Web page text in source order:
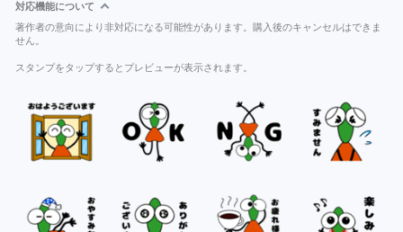
対応機能について
著作者の意向により非対応になる可能性があります。購入後のキャンセルはできま
せん。
スタンプをタップするとプレビューが表示されます。